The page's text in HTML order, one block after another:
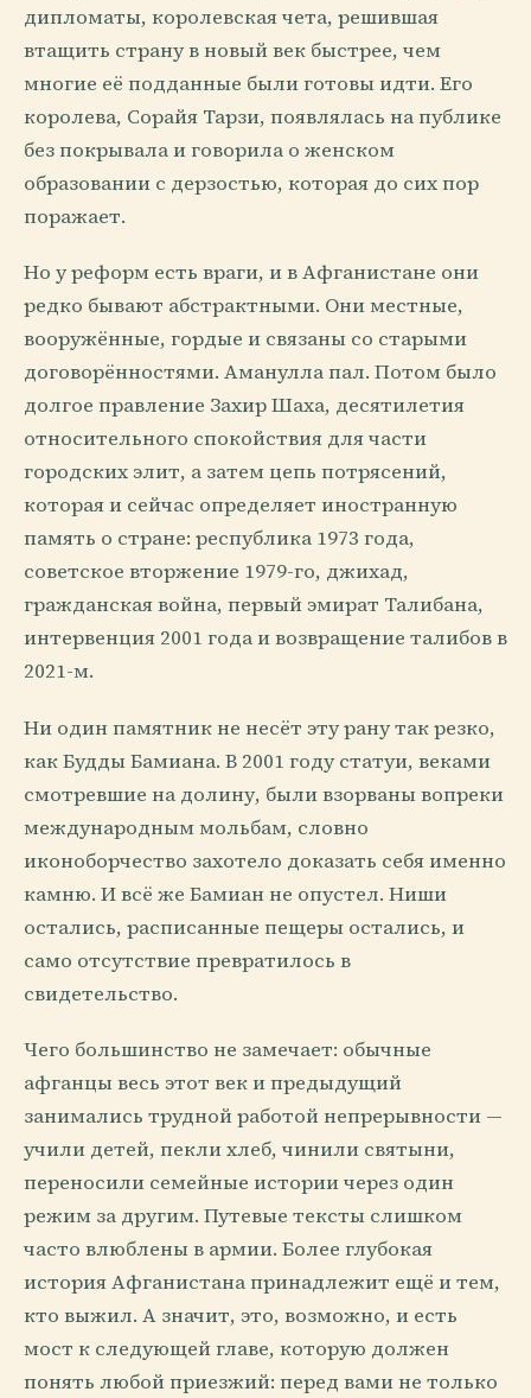
дипломаты, королевская чета, решившая
втащить страну в новый век быстрее, чем
многие её подданные были готовы идти. Его
королева, Сорайя Тарзи, появлялась на публике
без покрывала и говорила о женском
образовании с дерзостью, которая до сих пор
поражает.
Но у реформ есть враги, и в Афганистане они
редко бывают абстрактными. Они местные,
вооружённые, гордые и связаны со старыми
договорённостями. Аманулла пал. Потом было
долгое правление Захир Шаха, десятилетия
относительного спокойствия для части
городских элит, а затем цепь потрясений,
которая и сейчас определяет иностранную
память о стране: республика 1973 года,
советское вторжение 1979-го, джихад,
гражданская война, первый эмират Талибана,
интервенция 2001 года и возвращение талибов в
2021-м.
Ни один памятник не несёт эту рану так резко,
как Будды Бамиана. В 2001 году статуи, веками
смотревшие на долину, были взорваны вопреки
международным мольбам, словно
иконоборчество захотело доказать себя именно
камню. И всё же Бамиан не опустел. Ниши
остались, расписанные пещеры остались, и
само отсутствие превратилось в
свидетельство.
Чего большинство не замечает: обычные
афганцы весь этот век и предыдущий
занимались трудной работой непрерывности —
учили детей, пекли хлеб, чинили святыни,
переносили семейные истории через один
режим за другим. Путевые тексты слишком
часто влюблены в армии. Более глубокая
история Афганистана принадлежит ещё и тем,
кто выжил. А значит, это, возможно, и есть
мост к следующей главе, которую должен
понять любой приезжий: перед вами не только